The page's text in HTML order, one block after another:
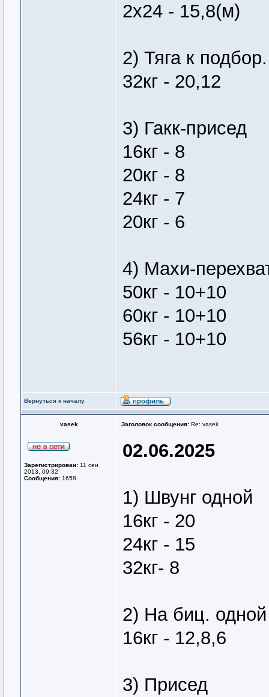
2х24 - 15,8(м)
2) Тяга к подбор.
32кг - 20,12
3) Гакк-присед
16кг - 8
20кг - 8
24кг - 7
20кг - 6
4) Махи-
50кг - 10+10
60кг - 10+10
56кг - 10+10
Вернуться к началу
vasek Заголовок сообщения: Re: vasek
Зарегистрирован: 11 сен
2013, 09:32
Сообщения: 1658
02.06.2025
1) Швунг одной
16кг - 20
24кг - 15
32кг- 8
2) На биц. одной
16кг - 12,8,6
3) Присед